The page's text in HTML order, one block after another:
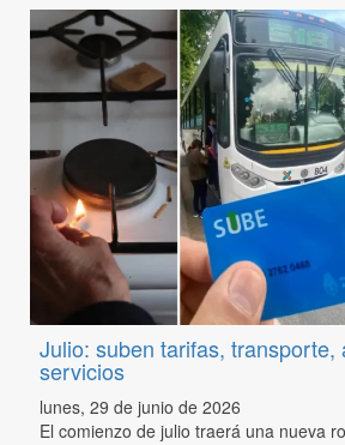
Julio: suben tarifas, transporte,
servicios
lunes, 29 de junio de 2026
El comienzo de julio traerá una nueva